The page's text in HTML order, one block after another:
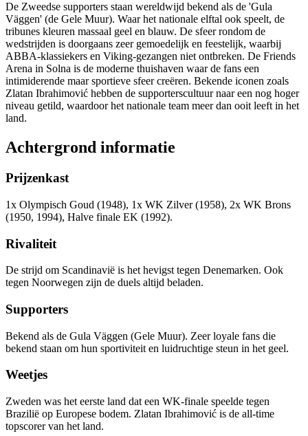
De Zweedse supporters staan wereldwijd bekend als de 'Gula
Väggen' (de Gele Muur). Waar het nationale elftal ook speelt, de
tribunes kleuren massaal geel en blauw. De sfeer rondom de
wedstrijden is doorgaans zeer gemoedelijk en feestelijk, waarbij
ABBA-klassiekers en Viking-gezangen niet ontbreken. De Friends
Arena in Solna is de moderne thuishaven waar de fans een
intimiderende maar sportieve sfeer creëren. Bekende iconen zoals
Zlatan Ibrahimović hebben de supporterscultuur naar een nog hoger
niveau getild, waardoor het nationale team meer dan ooit leeft in het
land.
Achtergrond informatie
Prijzenkast
1x Olympisch Goud (1948), 1x WK Zilver (1958), 2x WK Brons
(1950, 1994), Halve finale EK (1992).
Rivaliteit
De strijd om Scandinavië is het hevigst tegen Denemarken. Ook
tegen Noorwegen zijn de duels altijd beladen.
Supporters
Bekend als de Gula Väggen (Gele Muur). Zeer loyale fans die
bekend staan om hun sportiviteit en luidruchtige steun in het geel.
Weetjes
Zweden was het eerste land dat een WK-finale speelde tegen
Brazilië op Europese bodem. Zlatan Ibrahimović is de all-time
topscorer van het land.